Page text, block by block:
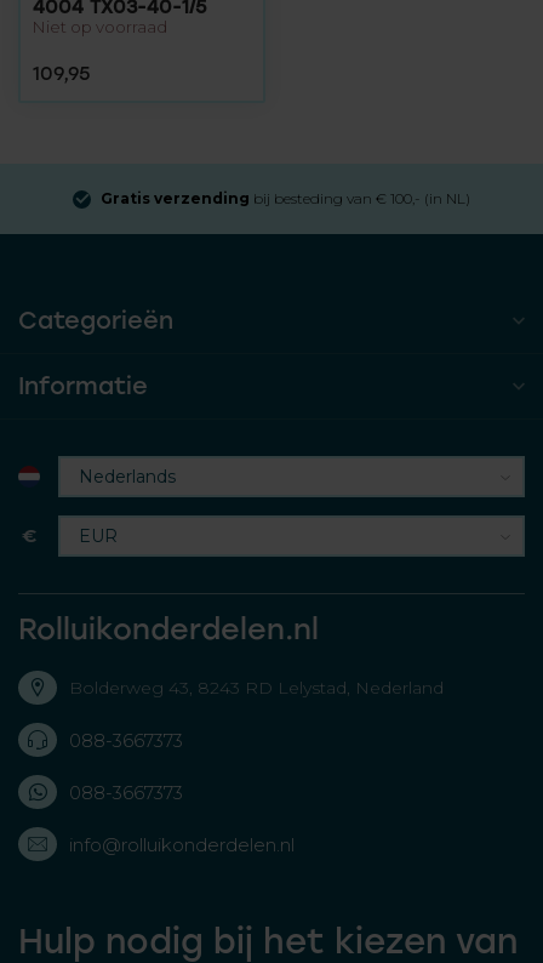
4004 TX03-40-1/5
Niet op voorraad
109,95
Gratis verzending bij besteding van € 100,- (in NL)
Categorieën
Informatie
€
Rolluikonderdelen.nl
Bolderweg 43, 8243 RD Lelystad, Nederland
088-3667373
088-3667373
info@rolluikonderdelen.nl
Hulp nodig bij het kiezen van